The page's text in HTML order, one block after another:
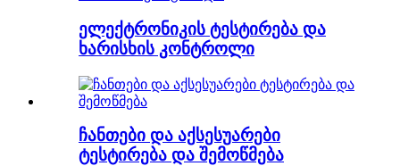
ელექტრონიკის ტესტირება და
ხარისხის კონტროლი
ჩანთები და აქსესუარები
ტესტირება და შემოწმება